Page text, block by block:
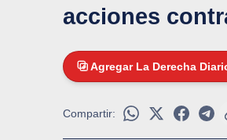
acciones
Agregar La Derecha
Compartir: